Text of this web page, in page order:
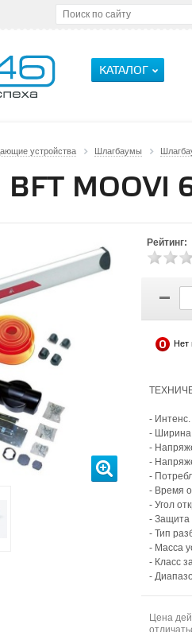
КАТАЛОГ
устройства Шлагбаумы
MOOVI
Рейтинг:
-
- Ширина
-
-
-
- Время
- Угол
- Защита
- Тип
- Масса
- Класс
-
Цена